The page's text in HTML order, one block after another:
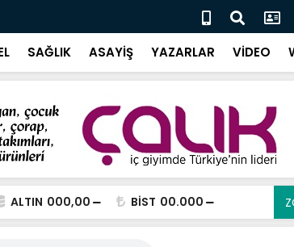
Karali’den Ergen’e
SAĞLIK ASAYİŞ YAZARLAR VİDEO
ALTIN 000,00 BİST 00.000